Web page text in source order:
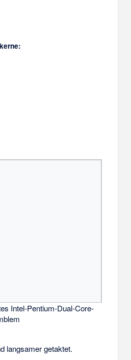
Intel-Pentium-Dual-Core-
langsamer getaktet.